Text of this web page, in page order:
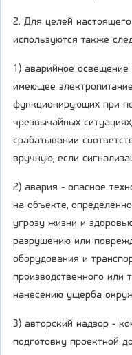
2. Для целей
используются также
1) аварийное
имеющее
функционирующих при
чрезвычайных
срабатывании
вручную, если
2) авария - опасное
на объекте,
угрозу жизни и
разрушению или
оборудования и
производственного или
нанесению ущерба
3) авторский надзор -
подготовку проектной